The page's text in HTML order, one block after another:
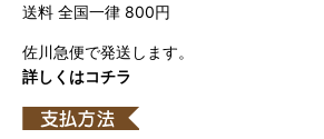
送料 全国一律 800円
佐川急便で発送します。
詳しくはコチラ